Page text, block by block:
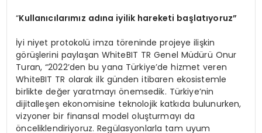
“Kullanıcılarımız adına iyilik hareketi başlatıyoruz”
İyi niyet protokolü imza töreninde projeye ilişkin
görüşlerini paylaşan WhiteBIT TR Genel Müdürü Onur
Turan, “2022’den bu yana Türkiye’de hizmet veren
WhiteBIT TR olarak ilk günden itibaren ekosistemle
birlikte değer yaratmayı önemsedik. Türkiye’nin
dijitalleşen ekonomisine teknolojik katkıda bulunurken,
vizyoner bir finansal model oluşturmayı da
önceliklendiriyoruz. Regülasyonlarla tam uyum